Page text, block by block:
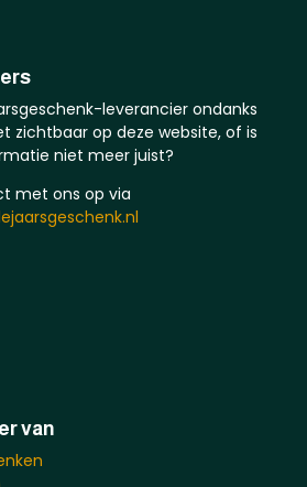
leverancier ondanks
zichtbaar op deze website, of is
niet meer juist?
met ons op via
van